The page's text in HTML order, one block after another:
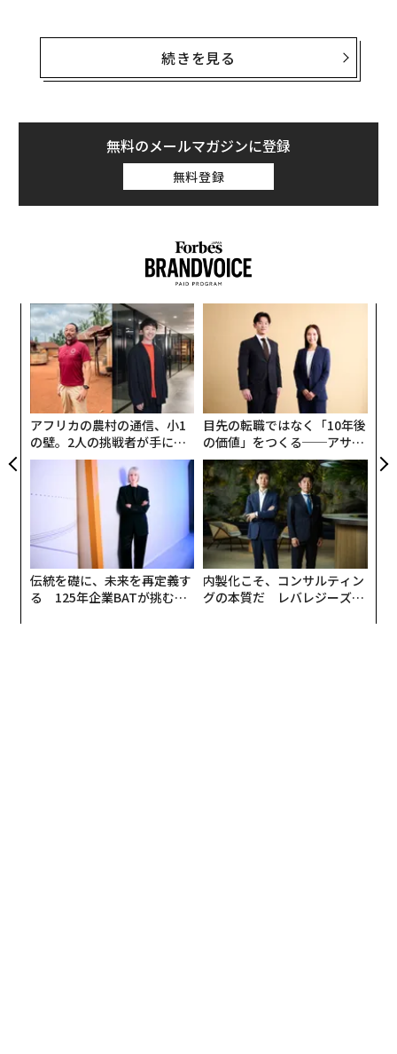
タグ： 宇宙 SpaceX/スペースX デル／Dell ブルーオリジン
advertisement
NASAの記録によると、サターンV型ロケットの発射から
約3時間後、コリンズは次のようなことを考えていたと
語っている。「自分たちが月に向かっていること、そし
イル（約1900km）にいることが信じられない。発射を
見守るためにケープ（ケネディ宇宙センターのあるフロ
リダのケープ・カナベラル）に集まった人々は、まだ宿
泊先やバーに向かう途中で渋滞に巻き込まれているはず
だ」
その後、宇宙飛行士たちはサターンV第3段の切り離しに
取り掛かった。コリンズが、自分たちが乗ってきた司令
船コロンビアを第3段から切り離すと、第3段に収納され
ていた月着陸船イーグルが姿を現した。次に、コリンは
イーグルとコロンビアをドッキングした。
続きを見る
無料のメールマガジンに登録
無料登録
アフリカの農村の通信、小1
の壁。2人の挑戦者が手にし
た「次なる武器」
目先の転職ではなく「10年後
の価値」をつくる──アサイ
ンの長期伴走型支援とは
伝統を礎に、未来を再定義す
る 125年企業BATが挑むス
内製化こそ、コンサルティン
グの本質だ レバレジーズが